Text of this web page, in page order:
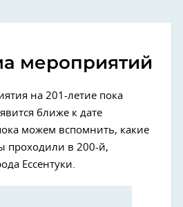
мероприятий
на 201-летие пока
ближе к дате
можем вспомнить, какие
проходили в 200-й,
Ессентуки.